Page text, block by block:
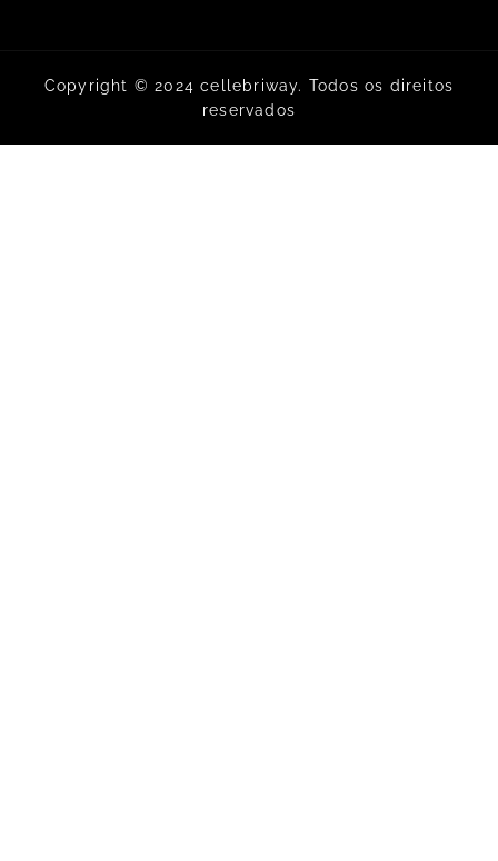
Copyright © 2024 cellebriway. Todos os direitos
reservados